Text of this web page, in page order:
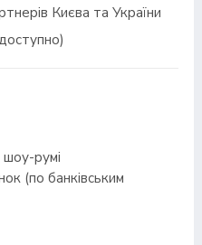
Києва та України
румі
(по банківським